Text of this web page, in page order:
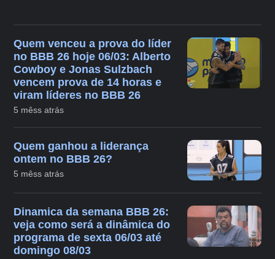
Quem venceu a prova do líder
no BBB 26 hoje 06/03: Alberto
Cowboy e Jonas Sulzbach
vencem prova de 14 horas e
viram líderes no BBB 26
5 mêss atrás
Quem ganhou a liderança
ontem no BBB 26?
5 mêss atrás
Dinamica da semana BBB 26:
veja como será a dinâmica do
programa de sexta 06/03 até
domingo 08/03